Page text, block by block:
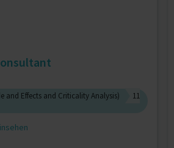
and Effects and Criticality Analysis)
11